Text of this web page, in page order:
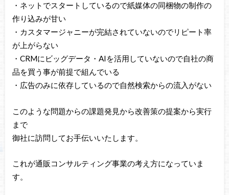
・ネットでスタートしているので紙媒体の同梱物の制作の
作り込みが甘い
・カスタマージャニーが完結されていないのでリピート率
が上がらない
・CRMにビッグデータ・AIを活用していないので自社の商
品を買う事が前提で組んでいる
・広告のみに依存しているので自然検索からの流入がない
このような問題からの課題発見から改善策の提案から実行
まで
御社に訪問してお手伝いいたします。
これが通販コンサルティング事業の考え方になっていま
す。